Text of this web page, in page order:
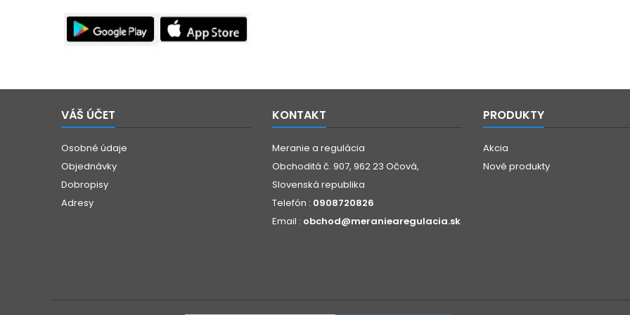
VÁŠ ÚČET
Osobné údaje
Objednávky
Dobropisy
Adresy
KONTAKT
Meranie a regulácia
Obchoditá č. 907, 962 23 Očová,
Slovenská republika
Telefón : 0908720826
Email : obchod@meraniearegulacia.sk
PRODUKTY
Akcia
Nové produkty